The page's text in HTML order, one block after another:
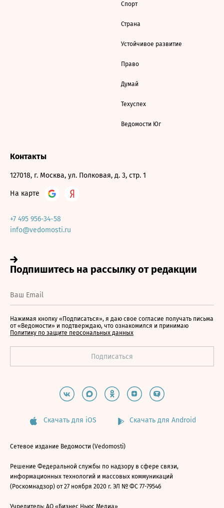
Спорт
Страна
Устойчивое развитие
Право
Думай
Техуспех
Ведомости Юг
Контакты
127018, г. Москва, ул. Полковая, д. 3, стр. 1
На карте
+7 495 956-34-58
info@vedomosti.ru
Нажимая кнопку «Подписаться», я даю свое согласие получать письма
от «Ведомости» и подтверждаю, что ознакомился и принимаю
Политику по защите персональных данных
Скачать для iOS Скачать для Android
Сетевое издание Ведомости (Vedomosti)
Решение Федеральной службы по надзору в сфере связи,
информационных технологий и массовых коммуникаций
(Роскомнадзор) от 27 ноября 2020 г. ЭЛ № ФС 77-79546
Учредитель: АО «Бизнес Ньюс Медиа»